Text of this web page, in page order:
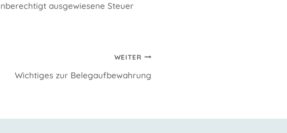
ausgewiesene Steuer
WEITER
Wichtiges zur Belegaufbewahrung